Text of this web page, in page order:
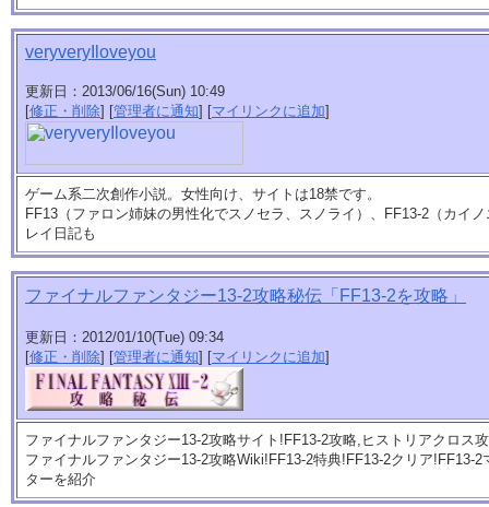
veryveryIloveyou
更新日：2013/06/16(Sun) 10:49
[修正・削除] [管理者に通知] [マイリンクに追加]
ゲーム系二次創作小説。女性向け、サイトは18禁です。
FF13（ファロン姉妹の男性化でスノセラ、スノライ）、FF13-2（カイ
レイ日記も
ファイナルファンタジー13-2攻略秘伝「FF13-2を攻略」
更新日：2012/01/10(Tue) 09:34
[修正・削除] [管理者に通知] [マイリンクに追加]
ファイナルファンタジー13-2攻略サイト!FF13-2攻略,ヒストリアクロス
ファイナルファンタジー13-2攻略Wiki!FF13-2特典!FF13-2クリア!FF13-
ターを紹介